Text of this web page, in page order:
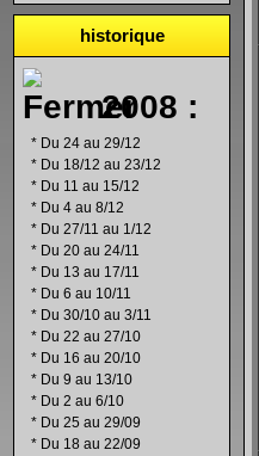
historique
2008 :
* Du 24 au 29/12
* Du 18/12 au 23/12
* Du 11 au 15/12
* Du 4 au 8/12
* Du 27/11 au 1/12
* Du 20 au 24/11
* Du 13 au 17/11
* Du 6 au 10/11
* Du 30/10 au 3/11
* Du 22 au 27/10
* Du 16 au 20/10
* Du 9 au 13/10
* Du 2 au 6/10
* Du 25 au 29/09
* Du 18 au 22/09